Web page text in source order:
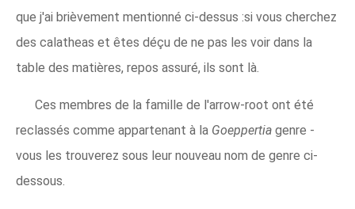
que j'ai brièvement mentionné ci-dessus :si vous cherchez
des calatheas et êtes déçu de ne pas les voir dans la
table des matières, repos assuré, ils sont là.
Ces membres de la famille de l'arrow-root ont été
reclassés comme appartenant à la Goeppertia genre -
vous les trouverez sous leur nouveau nom de genre ci-
dessous.